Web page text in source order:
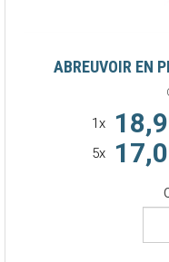
ABREUVOIR EN
1x
5x